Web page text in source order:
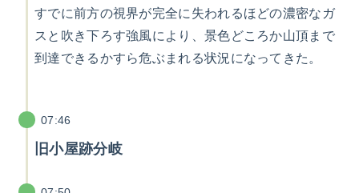
すでに前方の視界が完全に失われるほどの濃密なガ
スと吹き下ろす強風により、景色どころか山頂まで
到達できるかすら危ぶまれる状況になってきた。
07:46
旧小屋跡分岐